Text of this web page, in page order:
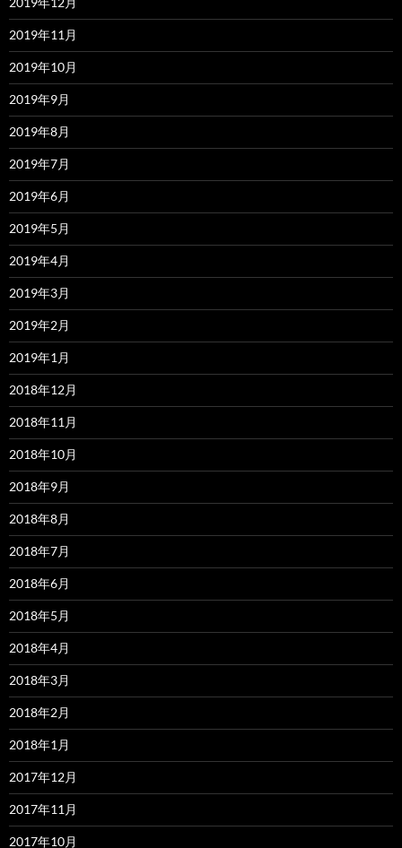
2019年11月
2019年10月
2019年9月
2019年8月
2019年7月
2019年6月
2019年5月
2019年4月
2019年3月
2019年2月
2019年1月
2018年12月
2018年11月
2018年10月
2018年9月
2018年8月
2018年7月
2018年6月
2018年5月
2018年4月
2018年3月
2018年2月
2018年1月
2017年12月
2017年11月
2017年10月